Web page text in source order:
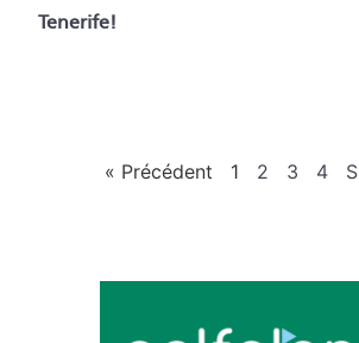
Tenerife!
« Précédent 1 2 3 4